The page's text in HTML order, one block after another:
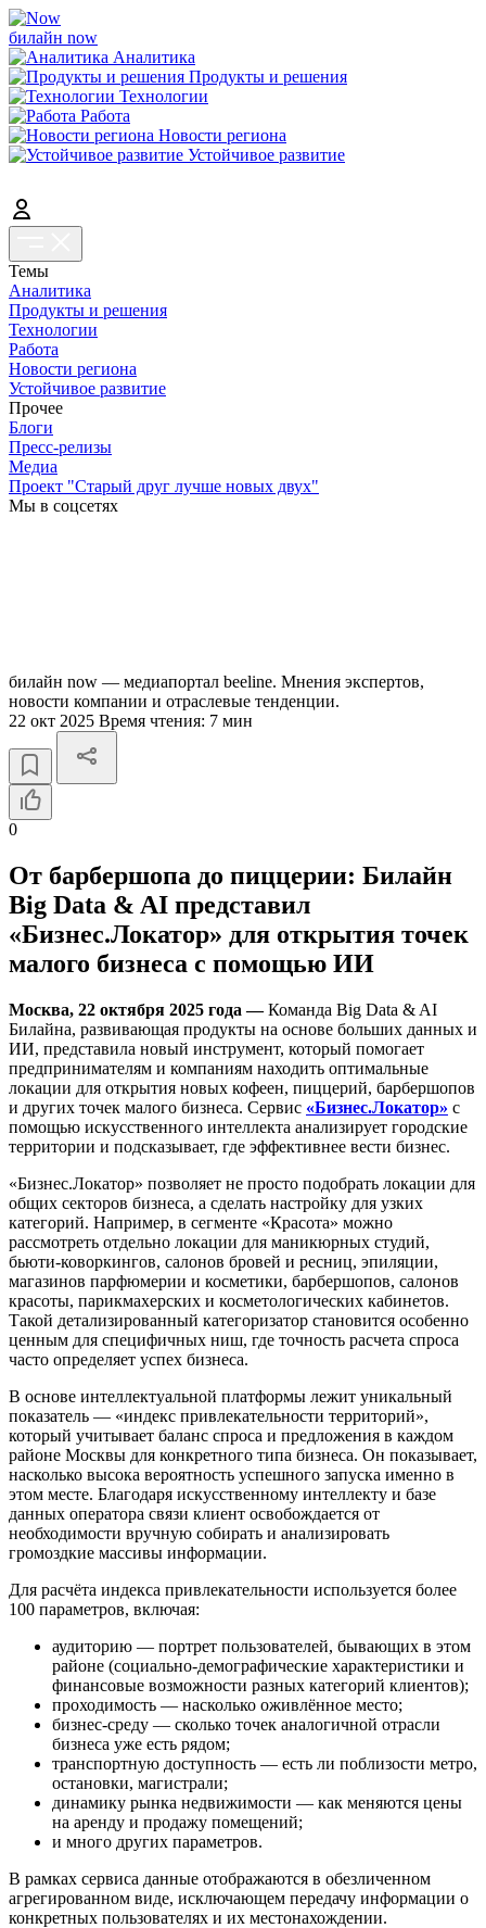
билайн now
Аналитика
Продукты и решения
Технологии
Работа
Новости региона
Устойчивое развитие
Темы
Аналитика
Продукты и решения
Технологии
Работа
Новости региона
Устойчивое развитие
Прочее
Блоги
Пресс-релизы
Медиа
Проект "Старый друг лучше новых двух"
Мы в соцсетях
билайн now — медиапортал beeline. Мнения экспертов,
новости компании и отраслевые тенденции.
22 окт 2025 Время чтения: 7 мин
0
От барбершопа до пиццерии: Билайн
Big Data & AI представил
«Бизнес.Локатор» для открытия точек
малого бизнеса с помощью ИИ
Москва, 22 октября 2025 года —Команда Big Data & AI
Билайна, развивающая продукты на основе больших данных и
ИИ, представила новый инструмент, который помогает
предпринимателям и компаниям находить оптимальные
локации для открытия новых кофеен, пиццерий, барбершопов
и других точек малого бизнеса. Сервис «Бизнес.Локатор» с
помощью искусственного интеллекта анализирует городские
территории и подсказывает, где эффективнее вести бизнес.
«Бизнес.Локатор» позволяет не просто подобрать локации для
общих секторов бизнеса, а сделать настройку для узких
категорий. Например, в сегменте «Красота» можно
рассмотреть отдельно локации для маникюрных студий,
бьюти-коворкингов, салонов бровей и ресниц, эпиляции,
магазинов парфюмерии и косметики, барбершопов, салонов
красоты, парикмахерских и косметологических кабинетов.
Такой детализированный категоризатор становится особенно
ценным для специфичных ниш, где точность расчета спроса
часто определяет успех бизнеса.
В основе интеллектуальной платформы лежит уникальный
показатель — «индекс привлекательности территорий»,
который учитывает баланс спроса и предложения в каждом
районе Москвы для конкретного типа бизнеса. Он показывает,
насколько высока вероятность успешного запуска именно в
этом месте. Благодаря искусственному интеллекту и базе
данных оператора связи клиент освобождается от
необходимости вручную собирать и анализировать
громоздкие массивы информации.
Для расчёта индекса привлекательности используется более
100 параметров, включая:
аудиторию — портрет пользователей, бывающих в этом
районе (социально-демографические характеристики и
финансовые возможности разных категорий клиентов);
проходимость — насколько оживлённое место;
бизнес-среду — сколько точек аналогичной отрасли
бизнеса уже есть рядом;
транспортную доступность — есть ли поблизости метро,
остановки, магистрали;
динамику рынка недвижимости — как меняются цены
на аренду и продажу помещений;
и много других параметров.
В рамках сервиса данные отображаются в обезличенном
агрегированном виде, исключающем передачу информации о
конкретных пользователях и их местонахождении.